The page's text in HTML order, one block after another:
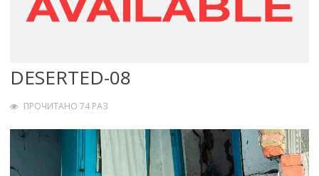
DESERTED-08
ПРОЧИТАНО 74 РАЗ